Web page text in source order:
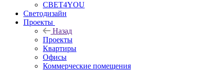
СВЕТ4YOU
Светодизайн
Проекты
Назад
Проекты
Квартиры
Офисы
Коммерческие помещения